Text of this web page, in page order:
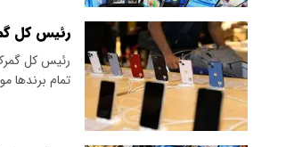
رئیس کل
رئیس کل
تمام برند‌ها